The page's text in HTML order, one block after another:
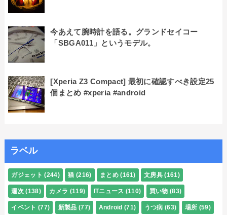
今あえて腕時計を語る。グランドセイコー
「SBGA011」というモデル。
[Xperia Z3 Compact] 最初に確認すべき設定25
個まとめ #xperia #android
ラベル
ガジェット (244) 猫 (216) まとめ (161) 文房具 (161)
週次 (138) カメラ (119) ITニュース (110) 買い物 (83)
イベント (77) 新製品 (77) Android (71) うつ病 (63) 場所 (59)